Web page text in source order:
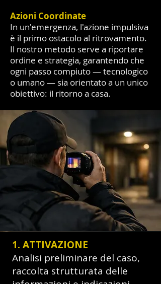
Azioni Coordinate
In un'emergenza, l'azione impulsiva
è il primo ostacolo al ritrovamento.
Il nostro metodo serve a riportare
ordine e strategia, garantendo che
ogni passo compiuto — tecnologico
o umano — sia orientato a un unico
obiettivo: il ritorno a casa.
1. ATTIVAZIONE
Analisi preliminare del caso,
raccolta strutturata delle